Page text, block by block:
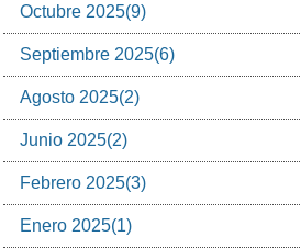
Octubre 2025(9)
Septiembre 2025(6)
Agosto 2025(2)
Junio 2025(2)
Febrero 2025(3)
Enero 2025(1)